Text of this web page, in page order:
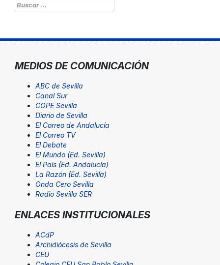
Buscar:
MEDIOS DE COMUNICACIÓN
ABC de Sevilla
Canal Sur
COPE Sevilla
Diario de Sevilla
El Correo de Andalucía
El Correo TV
El Debate
El Mundo (Ed. Sevilla)
El País (Ed. Andalucía)
La Razón (Ed. Sevilla)
Onda Cero Sevilla
Radio Sevilla SER
ENLACES INSTITUCIONALES
ACdP
Archidiócesis de Sevilla
CEU